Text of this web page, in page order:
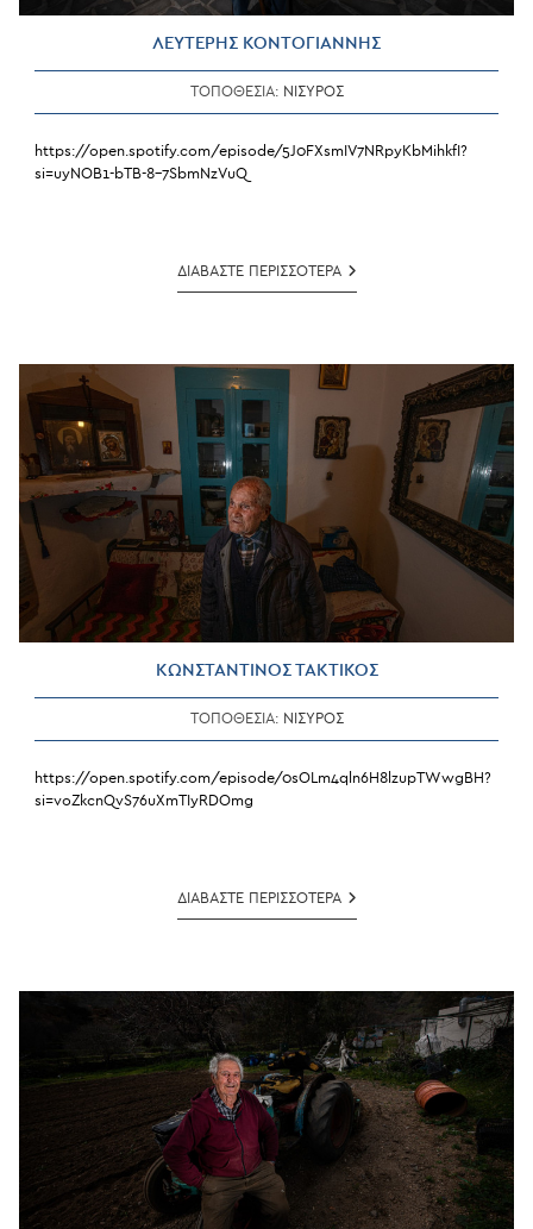
ΛΕΥΤΕΡΗΣ ΚΟΝΤΟΓΙΑΝΝΗΣ
ΤΟΠΟΘΕΣΙΑ: ΝΙΣΥΡΟΣ
https://open.spotify.com/episode/5J0FXsmIV7NRpyKbMihkfI?
si=uyNOB1-bTB-8-7SbmNzVuQ
ΔΙΑΒΑΣΤΕ ΠΕΡΙΣΣΟΤΕΡΑΛΕΥΤΕΡΗΣ
ΚΟΝΤΟΓΙΑΝΝΗΣ
ΚΩΝΣΤΑΝΤΙΝΟΣ ΤΑΚΤΙΚΟΣ
ΤΟΠΟΘΕΣΙΑ: ΝΙΣΥΡΟΣ
https://open.spotify.com/episode/0sOLm4qln6H8lzupTWwgBH?
si=voZkcnQvS76uXmTIyRDOmg
ΔΙΑΒΑΣΤΕ ΠΕΡΙΣΣΟΤΕΡΑΚΩΝΣΤΑΝΤΙΝΟΣ
ΤΑΚΤΙΚΟΣ